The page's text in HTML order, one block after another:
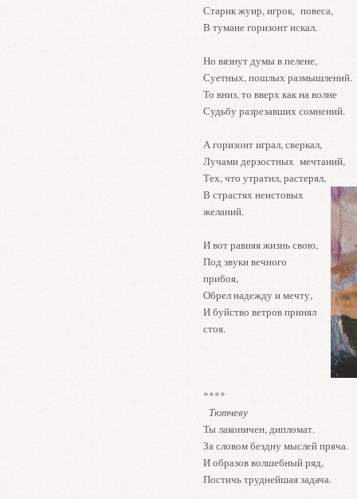
Старик жуир, игрок, повеса,
В тумане горизонт искал.
Но вязнут думы в пелене,
Суетных, пошлых размышлений.
То вниз, то вверх как на волне
Судьбу разрезавших сомнений.
А горизонт играл, сверкал,
Лучами дерзостных мечтаний,
Тех, что утратил, растерял,
В страстях неистовых
желаний.
И вот равняя жизнь свою,
Под звуки вечного
прибоя,
Обрел надежду и мечту,
И буйство ветров принял
стоя.
****
Тютчеву
Ты лаконичен, дипломат.
За словом бездну мыслей пряча.
И образов волшебный ряд,
Постичь труднейшая задача.